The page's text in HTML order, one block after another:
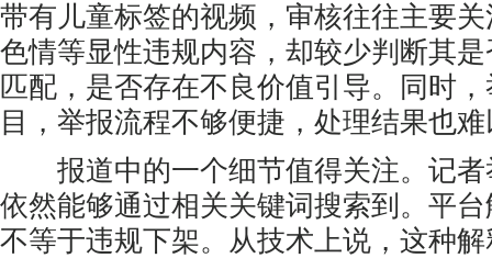
带有儿童标签的视频，审核往往主要
色情等显性违规内容，却较少判断其
匹配，是否存在不良价值引导。同时
目，举报流程不够便捷，处理结果也
报道中的一个细节值得关注。记者
依然能够通过相关关键词搜索到。平
不等于违规下架。从技术上说，这种